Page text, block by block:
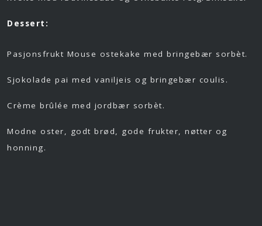
Dessert:
Pasjonsfrukt Mouse ostekake med bringebær sorbèt.
Sjokolade pai med vaniljeis og bringebær coulis.
Crème brûlée med jordbær sorbèt.
Modne oster, godt brød, gode frukter, nøtter og
honning.